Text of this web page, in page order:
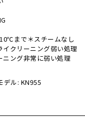
まで＊スチームなし
イクリーニング弱い処理
ニング非常に弱い処理
デル: KN955